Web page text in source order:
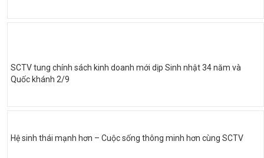
SCTV tung chính sách kinh doanh mới dịp Sinh nhật 34 năm và
Quốc khánh 2/9
Hệ sinh thái mạnh hơn – Cuộc sống thông minh hơn cùng SCTV